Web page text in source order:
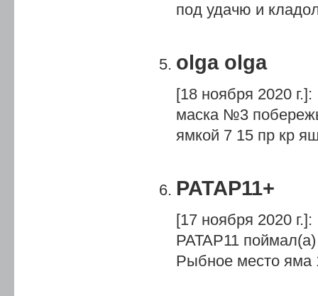
под удачю и
olga olga
[18 ноября 2020 г.] :
маска №3
ямкой 7 15 пр кр
PATAP11+
[17 ноября 2020 г.]:
PATAP11
Рыбное место яма